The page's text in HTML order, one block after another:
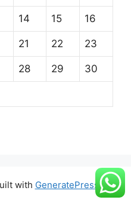
14 15 16
21 22 23
28 29 30
with GeneratePress